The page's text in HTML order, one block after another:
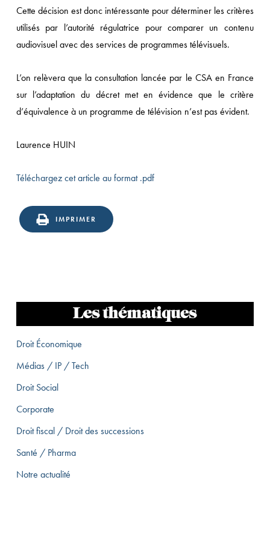
Cette décision est donc intéressante pour déterminer les critères
utilisés par l’autorité régulatrice pour comparer un contenu
audiovisuel avec des services de programmes télévisuels.
L’on relèvera que la consultation lancée par le CSA en France
sur l’adaptation du décret met en évidence que le critère
d’équivalence à un programme de télévision n’est pas évident.
Laurence HUIN
Téléchargez cet article au format .pdf
IMPRIMER
Les thématiques
Droit Économique
Médias / IP / Tech
Droit Social
Corporate
Droit fiscal / Droit des successions
Santé / Pharma
Notre actualité